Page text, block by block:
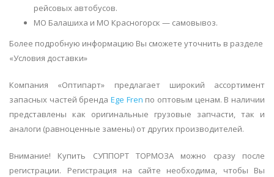
рейсовых автобусов.
МО Балашиха и МО Красногорск — самовывоз.
Более подробную информацию Вы сможете уточнить в разделе
«Условия доставки»
Компания «Оптипарт» предлагает широкий ассортимент
запасных частей бренда Ege Fren по оптовым ценам. В наличии
представлены как оригинальные грузовые запчасти, так и
аналоги (равноценные замены) от других производителей.
Внимание! Купить СУППОРТ ТОРМОЗА можно сразу после
регистрации. Регистрация на сайте необходима, чтобы Вы